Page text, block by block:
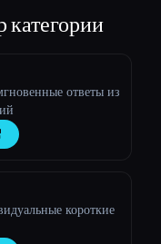
ответы из
короткие